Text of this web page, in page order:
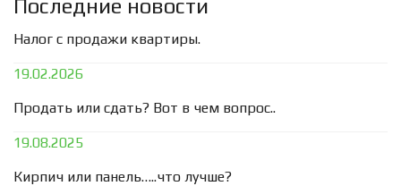
Последние новости
Налог с продажи квартиры.
19.02.2026
Продать или сдать? Вот в чем вопрос..
19.08.2025
Кирпич или панель…..что лучше?